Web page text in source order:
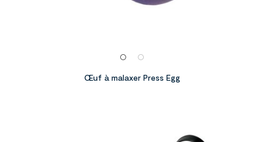
Œuf à malaxer Press Egg